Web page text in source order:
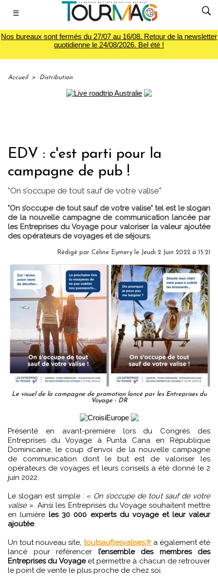
☰
Nos bureaux sont fermés du 27/07 au 16/08. Retour de la newsletter
quotidienne le 24/08/2026. Bel été !
Accueil > Distribution
EDV : c'est parti pour la
campagne de pub !
"On s’occupe de tout sauf de votre valise"
"On s’occupe de tout sauf de votre valise" tel est le slogan
de la nouvelle campagne de communication lancée par
les Entreprises du Voyage pour valoriser la valeur ajoutée
des opérateurs de voyages et de séjours.
Rédigé par Céline Eymery le Jeudi 2 Juin 2022 à 15:21
Le visuel de la campagne de promotion lancé par les Entreprises du
Voyage - DR
Présenté en avant-première lors du Congrès des
Entreprises du Voyage à Punta Cana en République
Dominicaine, le coup d'envoi de la nouvelle campagne
de communication dont le but est de valoriser les
opérateurs de voyages et leurs conseils a été donné le 2
juin 2022.
Le slogan est simple : « On s’occupe de tout sauf de votre
valise ». Ainsi les Entreprises du Voyage souhaitent mettre
en lumièreles 30 000 experts du voyage et leur valeur
ajoutée.
Un tout nouveau site, toutsauflesvalises.fra également été
lancé pour référencer l’ensemble des membres des
Entreprises du Voyageet permettre à chacun de retrouver
le point de vente le plus proche de chez soi.